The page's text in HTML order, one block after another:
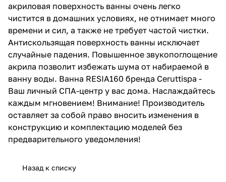
акриловая поверхность ванны очень легко
чистится в домашних условиях, не отнимает много
времени и сил, а также не требует частой чистки.
Антискользящая поверхность ванны исключает
случайные падения. Повышенное звукопоглощение
акрила позволит избежать шума от набираемой в
ванну воды. Ванна RESIA160 бренда Ceruttispa -
Ваш личный СПА-центр у вас дома. Наслаждайтесь
каждым мгновением! Внимание! Производитель
оставляет за собой право вносить изменения в
конструкцию и комплектацию моделей без
предварительного уведомления!
Назад к списку